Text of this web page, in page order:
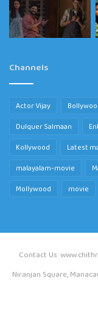
Channels
Actor Vijay
Dulquer Salmaan
Kollywood
Latest
malayalam-movie
Mollywood
movie
Contact Us:
Niranjan Square,